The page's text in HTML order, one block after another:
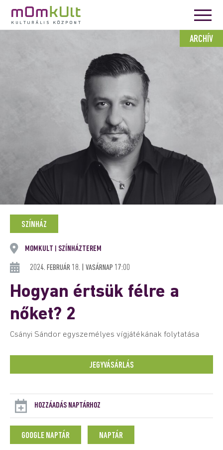
ARCHÍV
SZÍNHÁZ
MOMKULT SZÍNHÁZTEREM
2024. FEBRUÁR 18. | VASÁRNAP 17:00
Hogyan értsük félre a
nőket? 2
Csányi Sándor egyszemélyes vígjátékának folytatása
JEGYVÁSÁRLÁS
HOZZÁADÁS NAPTÁRHOZ
GOOGLE NAPTÁR NAPTÁR